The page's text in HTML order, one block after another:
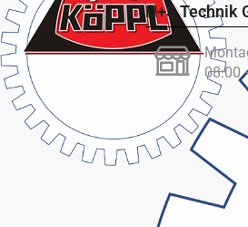
H+S Technik
08:00